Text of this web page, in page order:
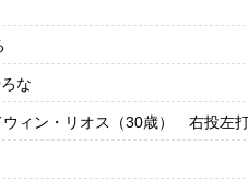
な
歳） 右投左打 ジェイミー・ウェストブル